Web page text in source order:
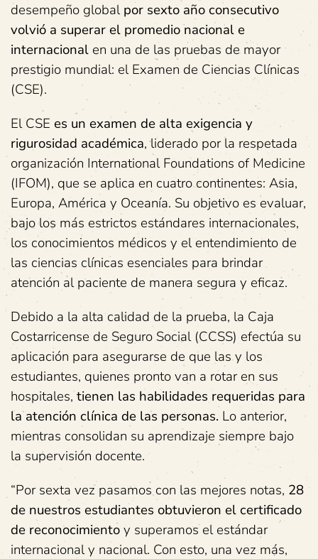
desempeño globalpor sexto año consecutivo
volvió a superar el promedio nacional e
internacional en una de las pruebas de mayor
prestigio mundial: el Examen de Ciencias Clínicas
(CSE).
El CSE es un examen de alta exigencia y
rigurosidad académica, liderado por la respetada
organización International Foundations of Medicine
(IFOM), que se aplica en cuatro continentes: Asia,
Europa, América y Oceanía. Su objetivo es evaluar,
bajo los más estrictos estándares internacionales,
los conocimientos médicos y el entendimiento de
las ciencias clínicas esenciales para brindar
atención al paciente de manera segura y eficaz.
Debido a la alta calidad de la prueba, la Caja
Costarricense de Seguro Social (CCSS) efectúa su
aplicación para asegurarse de que las y los
estudiantes, quienes pronto van a rotar en sus
hospitales,tienen las habilidades requeridas para
la atención clínica de las personas. Lo anterior,
mientras consolidan su aprendizaje siempre bajo
la supervisión docente.
“Por sexta vez pasamos con las mejores notas, 28
de nuestros estudiantes obtuvieron el certificado
de reconocimientoy superamos el estándar
internacional y nacional. Con esto, una vez más,